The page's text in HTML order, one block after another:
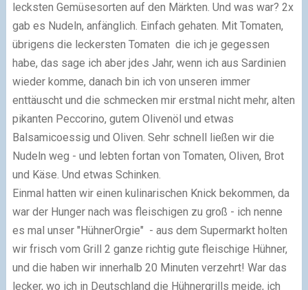
lecksten Gemüsesorten auf den Märkten. Und was war? 2x
gab es Nudeln, anfänglich. Einfach gehaten. Mit Tomaten,
übrigens die leckersten Tomaten die ich je gegessen
habe, das sage ich aber jdes Jahr, wenn ich aus Sardinien
wieder komme, danach bin ich von unseren immer
enttäuscht und die schmecken mir erstmal nicht mehr, alten
pikanten Peccorino, gutem Olivenöl und etwas
Balsamicoessig und Oliven. Sehr schnell ließen wir die
Nudeln weg - und lebten fortan von Tomaten, Oliven, Brot
und Käse. Und etwas Schinken.
Einmal hatten wir einen kulinarischen Knick bekommen, da
war der Hunger nach was fleischigen zu groß - ich nenne
es mal unser "HühnerOrgie" - aus dem Supermarkt holten
wir frisch vom Grill 2 ganze richtig gute fleischige Hühner,
und die haben wir innerhalb 20 Minuten verzehrt! War das
lecker, wo ich in Deutschland die Hühnergrills meide, ich